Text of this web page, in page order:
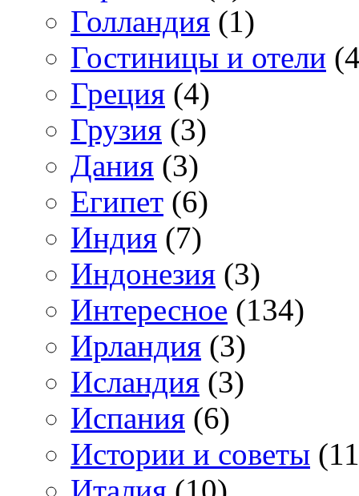
Голландия (1)
Гостиницы и отели
Греция (4)
Грузия (3)
Дания (3)
Египет (6)
Индия (7)
Индонезия (3)
Интересное (134)
Ирландия (3)
Исландия (3)
Испания (6)
Истории и советы